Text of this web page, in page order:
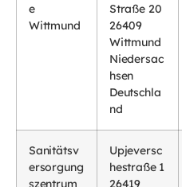
e
Wittmund
Straße 20
26409
Wittmund
Niedersac
hsen
Deutschla
nd
Sanitätsv
ersorgung
szentrum
Upjeversc
hestraße 1
26419